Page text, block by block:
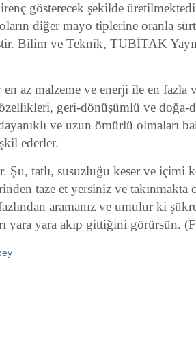
gösterecek şekilde
diğer mayo tiplerine oranla
Bilim ve Teknik, TUBİTAK
en az malzeme ve enerji ile en fazla
geri-dönüşümlü ve doğa-
ve uzun ömürlü olmaları
ederler.
Şu, tatlı, susuzluğu keser ve içimi
taze et yersiniz ve takınmakta
fazlından aramanız ve umulur ki
yara yara akıp gittiğini görürsün.